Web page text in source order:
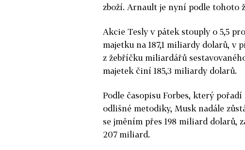
zboží. Arnault je nyní podle tohoto
Akcie Tesly v pátek stouply o 5,5
majetku na 187,1 miliardy dolarů, v
z žebříčku miliardářů
majetek činí 185,3 miliardy dolarů.
Podle časopisu Forbes, který
odlišné metodiky, Musk nadále
se jměním přes 198 miliard
207 miliard.